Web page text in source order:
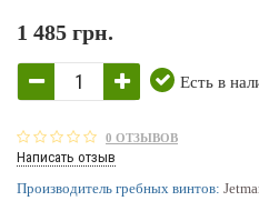
1 485 грн.
Есть в
0 ОТЗЫВОВ
Написать отзыв
Производитель гребных винтов: